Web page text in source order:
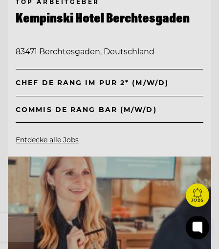
TOP ARBEITGEBER
Kempinski Hotel Berchtesgaden
83471 Berchtesgaden, Deutschland
CHEF DE RANG IM PUR 2* (M/W/D)
COMMIS DE RANG BAR (M/W/D)
Entdecke alle Jobs
JOBS